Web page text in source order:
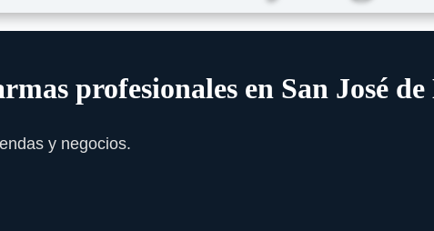
profesionales en San José
y negocios.